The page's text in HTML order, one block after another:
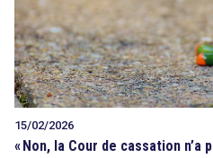
15/02/2026
« Non, la Cour de cassation